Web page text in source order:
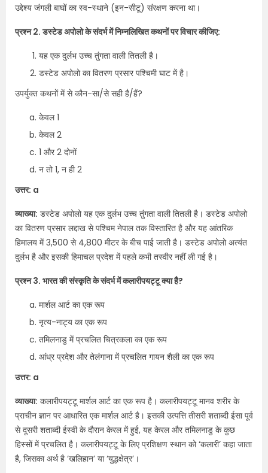
उद्देश्य जंगली बाघों का स्व-स्थाने (इन-सीटू) संरक्षण करना था।
प्रश्न 2. डस्टेड अपोलो के संदर्भ में निम्नलिखित कथनों पर विचार कीजिए:
यह एक दुर्लभ उच्च तुंगता वाली तितली है।
डस्टेड अपोलो का वितरण प्रसार पश्चिमी घाट में है।
उपर्युक्त कथनों में से कौन-सा/से सही है/हैं?
केवल 1
केवल 2
1 और 2 दोनों
न तो 1, न ही 2
उत्तर: a
व्याख्या: डस्टेड अपोलो यह एक दुर्लभ उच्च तुंगता वाली तितली है। डस्टेड अपोलो
का वितरण प्रसार लद्दाख से पश्चिम नेपाल तक विस्तारित है और यह आंतरिक
हिमालय में 3,500 से 4,800 मीटर के बीच पाई जाती है। डस्टेड अपोलो अत्यंत
दुर्लभ है और इसकी हिमाचल प्रदेश में पहले कभी तस्वीर नहीं ली गई है।
प्रश्न 3. भारत की संस्कृति के संदर्भ में कलारीपयट्टू क्या है?
मार्शल आर्ट का एक रूप
नृत्य-नाट्य का एक रूप
तमिलनाडु में प्रचलित चित्रकला का एक रूप
आंध्र प्रदेश और तेलंगाना में प्रचलित गायन शैली का एक रूप
उत्तर: a
व्याख्या: कलारीपयट्टू मार्शल आर्ट का एक रूप है। कलारीपयट्टू मानव शरीर के
प्राचीन ज्ञान पर आधारित एक मार्शल आर्ट है। इसकी उत्पत्ति तीसरी शताब्दी ईसा पूर्व
से दूसरी शताब्दी ईस्वी के दौरान केरल में हुई, यह केरल और तमिलनाडु के कुछ
हिस्सों में प्रचलित है। कलारीपयट्टू के लिए प्रशिक्षण स्थान को ‘कलारी’ कहा जाता
है, जिसका अर्थ है ‘खलिहान’ या ‘युद्धक्षेत्र’।